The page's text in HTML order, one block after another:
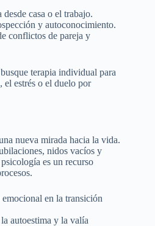
desde casa o el trabajo.
y autoconocimiento.
conflictos de pareja y
terapia individual para
el estrés o el duelo por
nueva mirada hacia la vida.
nidos vacíos y
es un recurso
en la transición
autoestima y la valía